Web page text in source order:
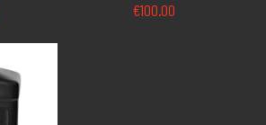
€100.00